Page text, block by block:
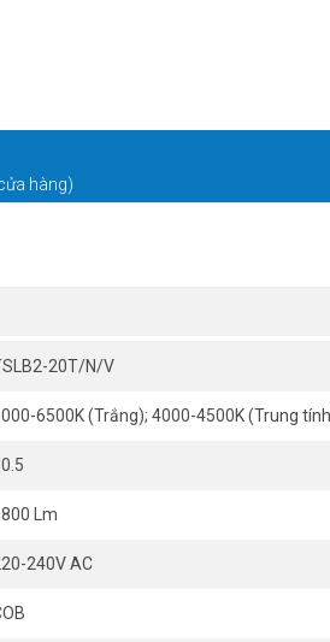
hàng)
20T/N/V
6500K (Trắng); 4000-4500K (Trung
Lm
240V AC